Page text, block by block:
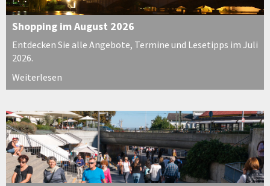
Shopping im August 2026
Entdecken Sie alle Angebote, Termine und Lesetipps im Juli
2026.
Weiterlesen